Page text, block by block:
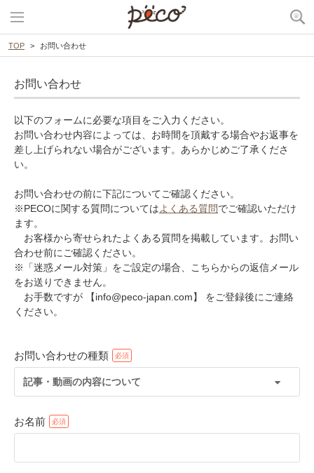
TOP お問い合わせ
お問い合わせ
以下のフォームに必要な項目をご入力ください。
お問い合わせ内容によっては、お時間を頂戴する場合やお返事を
差し上げられない場合がございます。あらかじめご了承くださ
い。
お問い合わせの前に下記についてご確認ください。
※PECOに関する質問についてはよくある質問でご確認いただけ
ます。
お客様から寄せられたよくある質問を掲載しています。お問い
合わせ前にご確認ください。
※「迷惑メール対策」をご設定の場合、こちらからの返信メール
をお送りできません。
お手数ですが 【info@peco-japan.com】 をご登録後にご連絡
ください。
お問い合わせの種類
記事・動画の内容について
お名前